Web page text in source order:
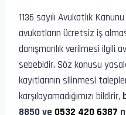
1136 sayılı Avukatlık
avukatların ücretsiz iş
danışmanlık verilmesi ilgili
sebebidir. Söz konusu
kayıtlarının silinmesi
karşılayamadığımızı bildirir,
8850 ve 0532 420 6387